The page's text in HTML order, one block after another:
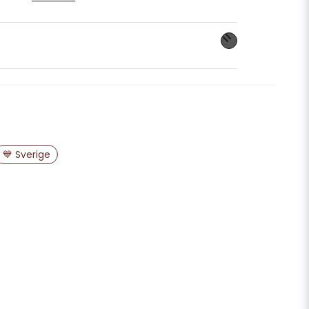
enkel att sätta ihop
💙 Sverige